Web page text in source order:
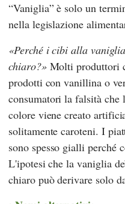
“Vaniglia” è solo un
nella legislazione
Perché i cibi alla
chiaro? Molti produttori
prodotti con vanillina o
consumatori la falsità
colore viene creato
solitamente caroteni. I
sono spesso gialli perché
L'ipotesi che la vaniglia
chiaro può derivare solo